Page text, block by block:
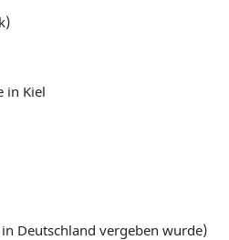
in Kiel
Deutschland vergeben wurde)